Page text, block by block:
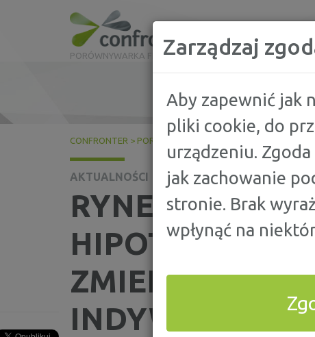
Zarządzaj
Aby zapewnić jak
pliki cookie, do
urządzeniu.
jak zachowanie
stronie. Brak
wpłynąć na
PORÓWNYWARKA FINANSOWA
CONFRONTER > PORADY
AKTUALNOŚCI
RYNEK
ZMIENIA SIĘ